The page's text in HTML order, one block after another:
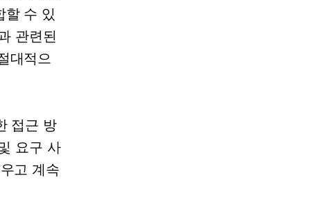
할 수 있
관련된
대적으
접근 방
요구 사
고 계속